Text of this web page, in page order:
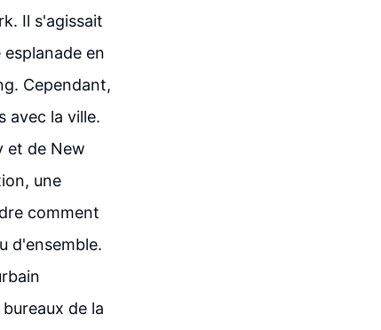
Il s'agissait
en
Cependant,
avec la ville.
et de New
une
comment
d'ensemble.
de la